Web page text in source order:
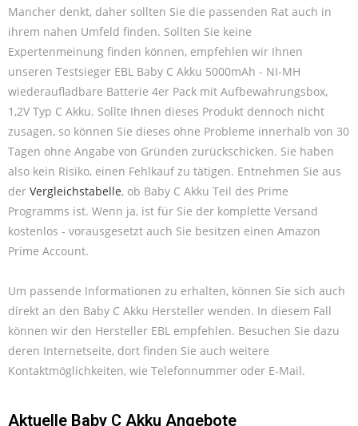
Mancher denkt, daher sollten Sie die passenden Rat auch in
ihrem nahen Umfeld finden. Sollten Sie keine
Expertenmeinung finden können, empfehlen wir Ihnen
unseren Testsieger EBL Baby C Akku 5000mAh - NI-MH
wiederaufladbare Batterie 4er Pack mit Aufbewahrungsbox,
1,2V Typ C Akku. Sollte Ihnen dieses Produkt dennoch nicht
zusagen, so können Sie dieses ohne Probleme innerhalb von 30
Tagen ohne Angabe von Gründen zurückschicken. Sie haben
also kein Risiko, einen Fehlkauf zu tätigen. Entnehmen Sie aus
der Vergleichstabelle, ob Baby C Akku Teil des Prime
Programms ist. Wenn ja, ist für Sie der komplette Versand
kostenlos - vorausgesetzt auch Sie besitzen einen Amazon
Prime Account.
Um passende Informationen zu erhalten, können Sie sich auch
direkt an den Baby C Akku Hersteller wenden. In diesem Fall
können wir den Hersteller EBL empfehlen. Besuchen Sie dazu
deren Internetseite, dort finden Sie auch weitere
Kontaktmöglichkeiten, wie Telefonnummer oder E-Mail.
Aktuelle Baby C Akku Angebote